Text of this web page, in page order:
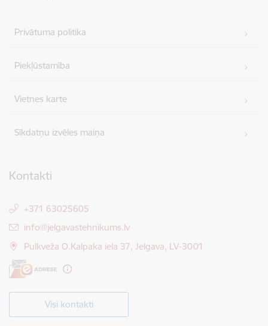
Privātuma politika
Piekļūstamība
Vietnes karte
Sīkdatņu izvēles maiņa
Kontakti
+371 63025605
E-pasts:
info@jelgavastehnikums.lv
Pulkveža O.Kalpaka iela 37, Jelgava, LV-3001
Visi kontakti